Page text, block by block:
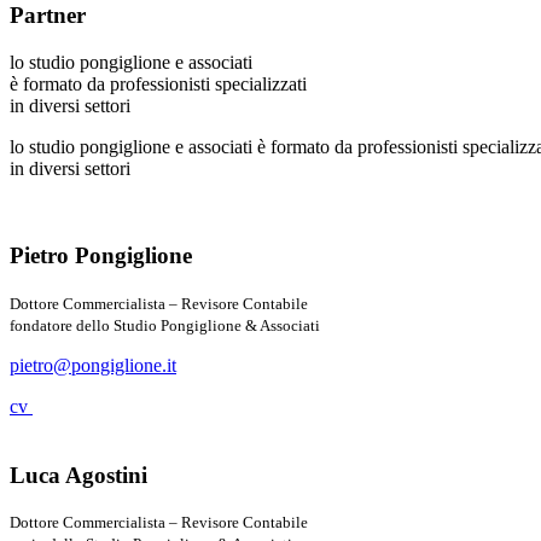
Partner
lo studio pongiglione e associati
è formato da professionisti specializzati
in diversi settori
lo studio pongiglione e associati è formato da professionisti
in diversi settori
Pietro Pongiglione
Dottore Commercialista – Revisore Contabile
fondatore dello Studio Pongiglione & Associati
pietro@pongiglione.it
cv
Luca Agostini
Dottore Commercialista – Revisore Contabile